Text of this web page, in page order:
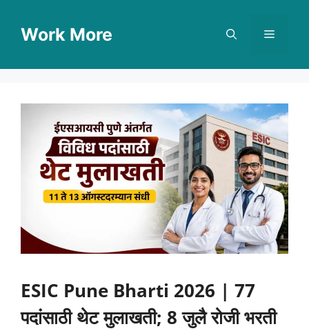
contentWork More Menu
ESIC Pune Bharti 2026 | 77
पदांसाठी थेट मुलाखती; 8 जुलै रोजी भरती